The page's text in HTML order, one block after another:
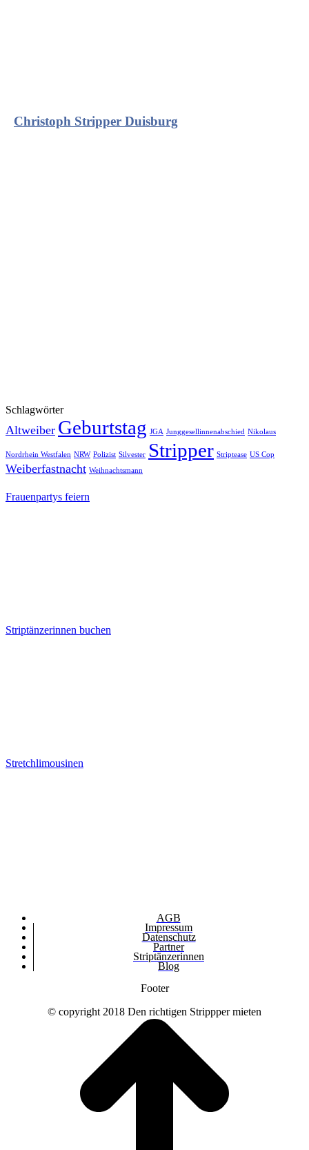
Christoph Stripper Duisburg
Schlagwörter
Altweiber Geburtstag JGA Junggesellinnenabschied Nikolaus
Nordrhein Westfalen NRW Polizist Silvester Stripper Striptease US Cop
Weiberfastnacht Weihnachtsmann
Frauenpartys feiern
Striptänzerinnen buchen
Stretchlimousinen
AGB
Impressum
Datenschutz
Partner
Striptänzerinnen
Blog
Footer
© copyright 2018 Den richtigen Strippper mieten